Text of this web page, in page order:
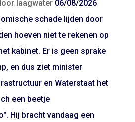
laagwater 06/08/2026
schade lijden door
hoeven niet te rekenen op
kabinet. Er is geen sprake
en dus ziet minister
en Waterstaat het
een beetje
Hij bracht vandaag een